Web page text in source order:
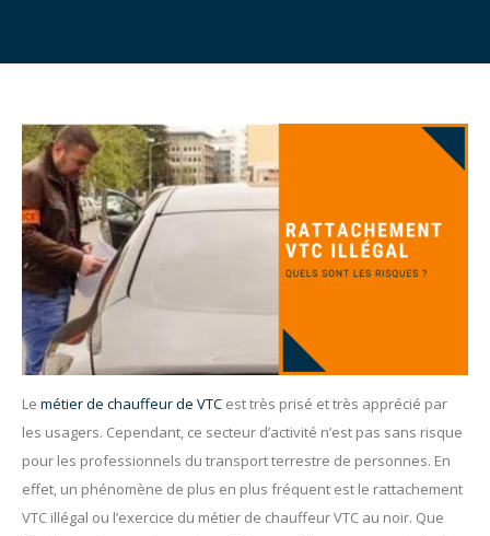
Le métier de chauffeur de VTC est très prisé et très apprécié par
les usagers. Cependant, ce secteur d’activité n’est pas sans risque
pour les professionnels du transport terrestre de personnes. En
effet, un phénomène de plus en plus fréquent est le rattachement
VTC illégal ou l’exercice du métier de chauffeur VTC au noir. Que